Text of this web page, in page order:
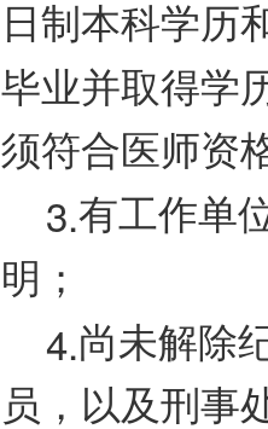
日制本科学历
毕业并取得学
须符合医师资
3.有工作单
明；
4.尚未解除
员，以及刑事